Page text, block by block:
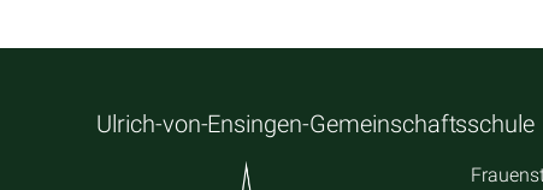
Ulrich-von-Ensingen-Gemeinschaftsschule